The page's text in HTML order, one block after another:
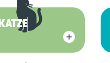
KATZE